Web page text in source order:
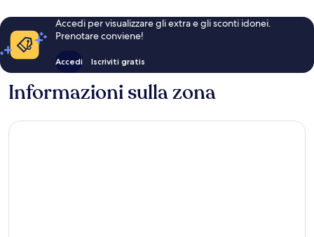
Accedi per visualizzare gli extra e gli sconti idonei.
Prenotare conviene!
Accedi Iscriviti gratis
Informazioni sulla zona